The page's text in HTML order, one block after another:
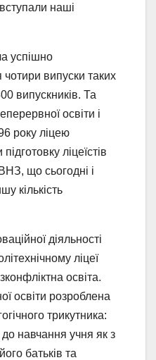
наші
успішно
чотири випуски таких
випускників. Та
освіти і
року ліцею
ліцеїстів
що сьогодні і
кількість
діяльності
ліцеї
освіта.
освіти розроблена
трикутника:
навчання учня як з
батьків та